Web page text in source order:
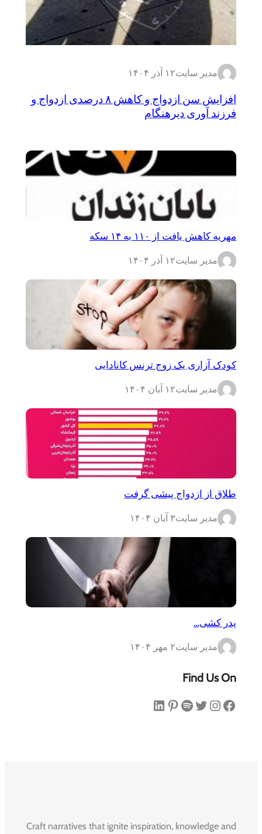
مدیر سایت۱۲ آذر ۱۴۰۴
افزایش سن ازدواج و کاهش ۸ درصدی ازدواج و
فرزند آوری دیرهنگام
مهریه کاهش یافت از ۱۱۰ به ۱۴ سکه
مدیر سایت۱۲ آذر ۱۴۰۴
کودک آزاری یک زوج ترنس کانادایی
مدیر سایت۱۲ آبان ۱۴۰۴
طلاق از ازدواج پیشی گرفت
مدیر سایت۳ آبان ۱۴۰۴
پدر کشی…
مدیر سایت۲ مهر ۱۴۰۴
Find Us On
فیس‌بوک اینستاگرم توییتر اسپاتیفای پینترست لینکداین
Craft narratives that ignite inspiration, knowledge and